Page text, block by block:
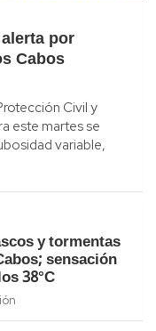
por
Cabos
Civil y
este martes se
variable,
y tormentas
sensación
38°C